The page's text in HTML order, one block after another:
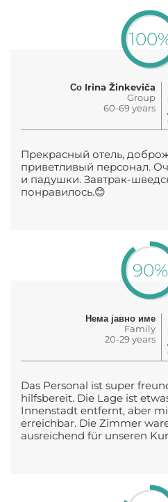
Со Irina Žinkeviča
Group
60-69 years
Прекрасный отель,
приветливый персонал.
и падушки. Завтрак-
понравилось.😊
90%
Нема јавно име
Family
20-29 years
Das Personal ist super
hilfsbereit. Die Lage ist
Innenstadt entfernt, aber
erreichbar. Die Zimmer
ausreichend für unseren